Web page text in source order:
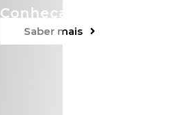
Conheça as nossas
Saber mais